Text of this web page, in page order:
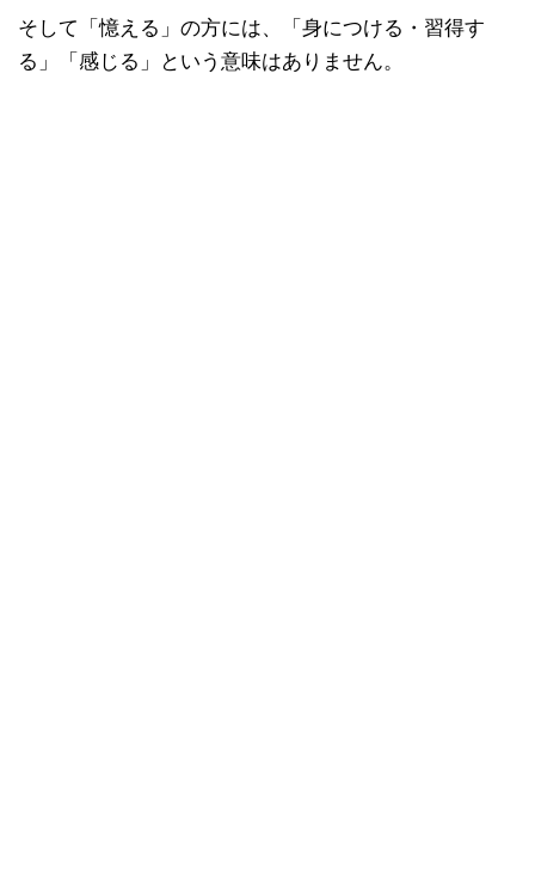
そして「憶える」の方には、「身につける・習得す
る」「感じる」という意味はありません。